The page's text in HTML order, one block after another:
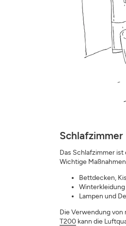
Schlafzimmer
Das Schlafzimmer ist
Wichtige
Bettdecken,
Lampen und
Die Verwendung von
T200kann die